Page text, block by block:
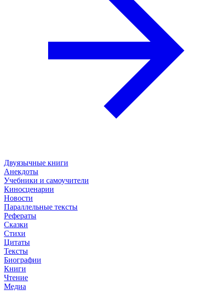
Двуязычные книги
Анекдоты
Учебники и самоучители
Киносценарии
Новости
Параллельные тексты
Рефераты
Сказки
Стихи
Цитаты
Тексты
Биографии
Книги
Чтение
Медиа